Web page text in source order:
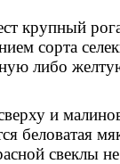
сорта
либо
и
беловатая
свеклы